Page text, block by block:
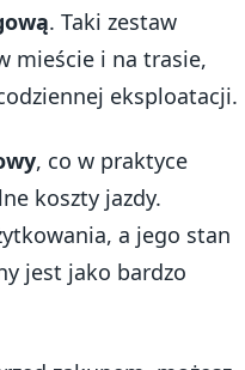
. Taki zestaw
mieście i na trasie,
eksploatacji.
, co w praktyce
koszty jazdy.
a jego stan
jest jako bardzo